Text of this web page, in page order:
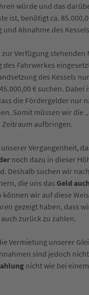
würde und das
ist, benötigt ca.
und Abnahme des
zur Verfügung
des Fahrwerkes
des Kessels
€ suchen. Dabei
die Fördergelder nur
Somit müssen wir die
Zeitraum aufbringen.
Vergangenheit,
noch dazu in dieser
Deshalb suchen wir
die uns das Geld
können wir auf diese
gezeigt haben, dass
zurück zu zahlen.
Vermietung unserer
sind jedoch
nicht wie bei